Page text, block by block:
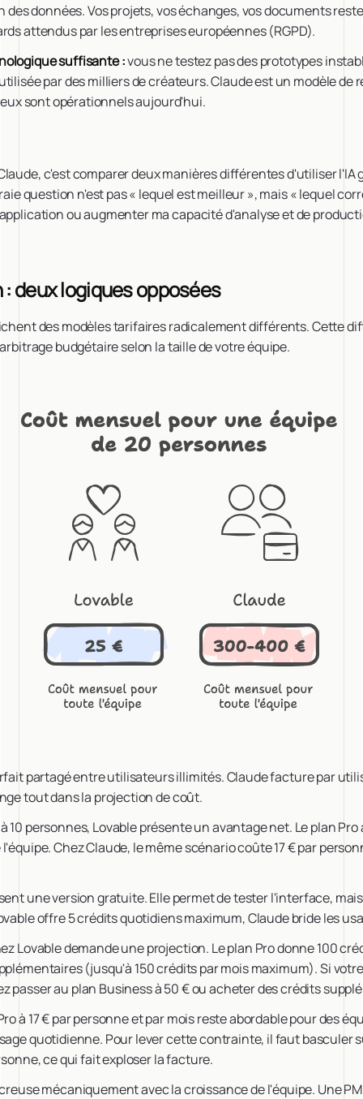
données. Vos projets, vos échanges, vos documents
attendus par les entreprises européennes (RGPD).
suffisante :vous ne testez pas des prototypes
par des milliers de créateurs. Claude est un modèle de
sont opérationnels aujourd'hui.
c'est comparer deux manières différentes d'utiliser l'IA
question n'est pas « lequel est meilleur », mais « lequel
ou augmenter ma capacité d'analyse et de
deux logiques opposées
des modèles tarifaires radicalement différents. Cette
budgétaire selon la taille de votre équipe.
partagé entre utilisateurs illimités. Claude facture par
tout dans la projection de coût.
10 personnes, Lovable présente un avantage net. Le plan Pro
Chez Claude, le même scénario coûte 17 € par
une version gratuite. Elle permet de tester l'interface,
offre 5 crédits quotidiens maximum, Claude bride les
Lovable demande une projection. Le plan Pro donne 100
(jusqu'à 150 crédits par mois maximum). Si
passer au plan Business à 50 € ou acheter des crédits
à 17 € par personne et par mois reste abordable pour des
quotidienne. Pour lever cette contrainte, il faut basculer
ce qui fait exploser la facture.
mécaniquement avec la croissance de l'équipe. Une